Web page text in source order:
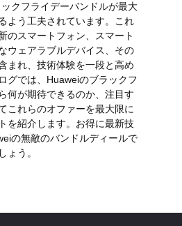
クフライデーバンドルが最大
よう工夫されています。これ
のスマートフォン、スマート
ウェアラブルデバイス、その
まれ、技術体験を一段と高め
グでは、Huaweiのブラックフ
何が期待できるのか、注目す
これらのオファーを最大限に
を紹介します。お得に最新技
の無敵のバンドルディールで
ょう。